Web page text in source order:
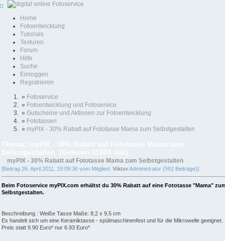
Home
Fotoentwicklung
Tutorials
Texturen
Forum
Hilfe
Suche
Einloggen
Registrieren
» Fotoservice
» Fotoentwicklung und Fotoservice
» Gutscheine und Aktionen zur Fotoentwicklung
» Fototassen
» myPIX - 30% Rabatt auf Fototasse Mama zum Selbstgestalten
myPIX - 30% Rabatt auf Fototasse Mama zum Selbstgestalten
[Beitrag 26. April 2011, 19:09:36 vom Mitglied: ViktorAdministrator (592 Beiträge)]
Beim Fotoservice myPIX.com erhältst du 30% Rabatt auf eine Fototasse "Mama"
Selbstgestalten.
Beschreibung : Weiße Tasse Maße: 8,2 x 9,5 cm
Es handelt sich um eine Keramiktasse - spülmaschinenfest und für die Mikrowelle geeignet.
Preis statt 9.90 Euro* nur 6.93 Euro*